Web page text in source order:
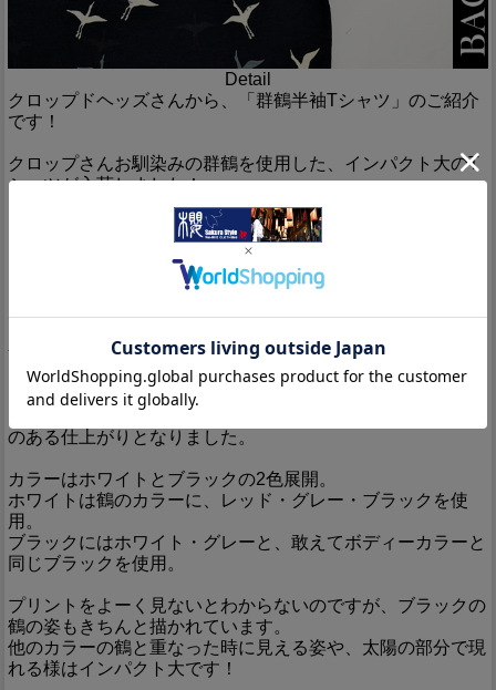
Detail
クロップドヘッズさんから、「群鶴半袖Tシャツ」のご紹介
です！
クロップさんお馴染みの群鶴を使用した、インパクト大のT
シャツが入荷しました！
フロントには、列をなして天に向かって羽ばたく鶴の姿がプ
リントされています。
そしてバックには照る太陽に飛び込んでいくように鶴が羽ば
たいているデザインが。
無数の鶴が飛び交い、1方向に向かっていく様は圧巻です。
また、今回は鶴を3色で表現。
のある仕上がりとなりました。
カラーはホワイトとブラックの2色展開。
ホワイトは鶴のカラーに、レッド・グレー・ブラックを使
用。
ブラックにはホワイト・グレーと、敢えてボディーカラーと
同じブラックを使用。
プリントをよーく見ないとわからないのですが、ブラックの
鶴の姿もきちんと描かれています。
他のカラーの鶴と重なった時に見える姿や、太陽の部分で現
れる様はインパクト大です！